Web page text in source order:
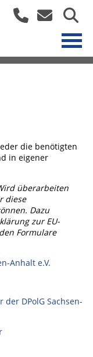
die benötigten
in eigener
überarbeiten
diese
Dazu
zur EU-
Formulare
Anhalt e.V.
DPolG Sachsen-